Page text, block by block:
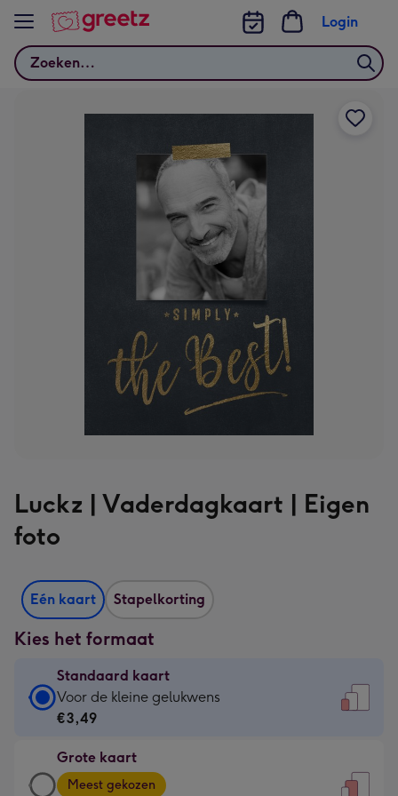
Bekijk meer
Zoeken
Login
Luckz | Vaderdagkaart | Eigen
foto
Eén kaart Stapelkorting
Kies het formaat
Standaard kaart
Standaard
kaart
€3,49
-
Voor de kleine gelukwens
€3,49
Grote kaart
Grote
Meest gekozen